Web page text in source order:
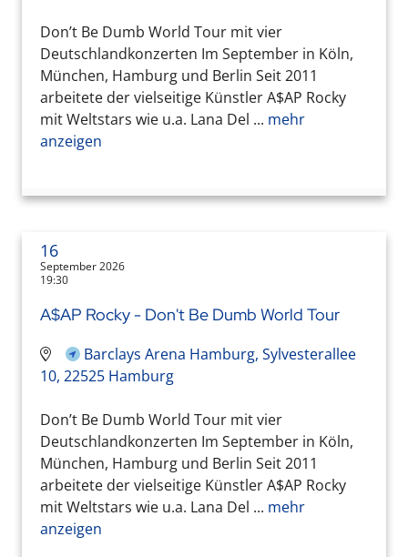
Don’t Be Dumb World Tour mit vier
Deutschlandkonzerten Im September in Köln,
München, Hamburg und Berlin Seit 2011
arbeitete der vielseitige Künstler A$AP Rocky
mit Weltstars wie u.a. Lana Del ... mehr
anzeigen
16
September 2026
19:30
A$AP Rocky - Don't Be Dumb World Tour
Barclays Arena Hamburg, Sylvesterallee
10, 22525 Hamburg
Don’t Be Dumb World Tour mit vier
Deutschlandkonzerten Im September in Köln,
München, Hamburg und Berlin Seit 2011
arbeitete der vielseitige Künstler A$AP Rocky
mit Weltstars wie u.a. Lana Del ... mehr
anzeigen